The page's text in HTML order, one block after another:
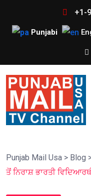
+1-
Punjabi
Punjab Mail Usa > Blog
ਤੋਂ ਨਿਰਾਸ਼ ਭਾਰਤੀ